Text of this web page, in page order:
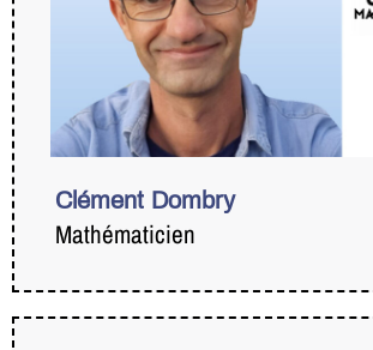
Clément Dombry
Mathématicien